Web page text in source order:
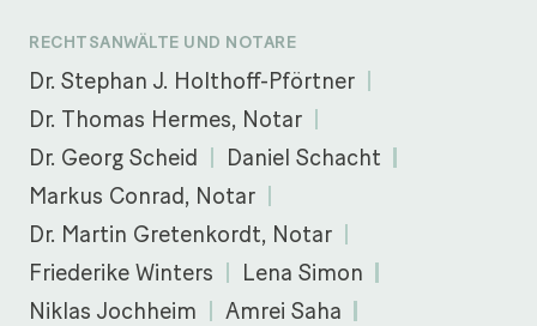
RECHTSANWÄLTE UND NOTARE
Dr. Stephan J. Holthoff-Pförtner
Dr. Thomas Hermes, Notar
Dr. Georg Scheid
Daniel Schacht
Markus Conrad, Notar
Dr. Martin Gretenkordt, Notar
Friederike Winters
Lena Simon
Niklas Jochheim
Amrei Saha